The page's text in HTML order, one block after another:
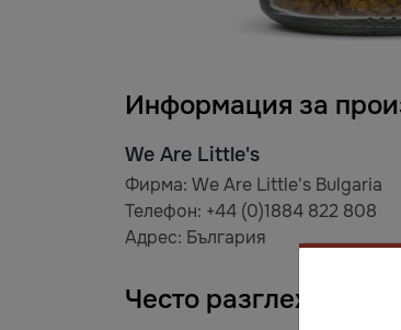
Информация за
We Are Little's
Фирма: We Are Little's Bulgaria
Телефон: +44 (0)1884 822 808
Адрес: България
Често разглеждани